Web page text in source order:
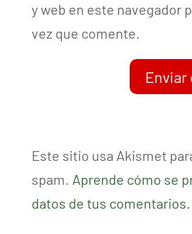
y web en este navegador
vez que comente.
Este sitio usa Akismet
spam. Aprende cómo se
datos de tus comentarios.